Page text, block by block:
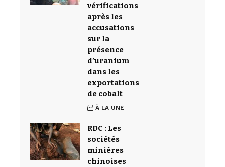
vérifications
après les
accusations
sur la
présence
d’uranium
dans les
exportations
de cobalt
À LA UNE
RDC : Les
sociétés
minières
chinoises